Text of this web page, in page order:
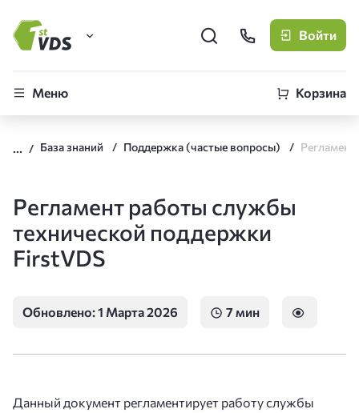
FirstVDS (вы здесь)
CLO
Войти
Меню Корзина
База знаний Поддержка (частые вопросы)
Регламент работы службы
технической поддержки
FirstVDS
Обновлено: 1 Марта 2026 7 мин
Данный документ регламентирует работу службы